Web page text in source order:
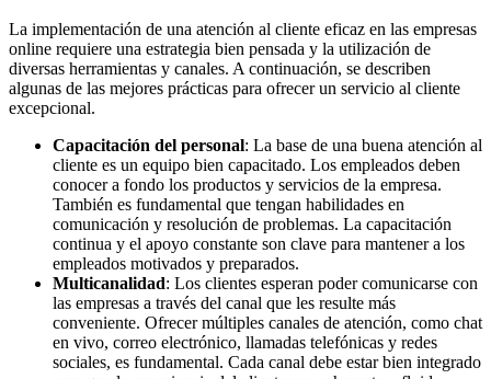
La implementación de una atención al cliente eficaz en las empresas
online requiere una estrategia bien pensada y la utilización de
diversas herramientas y canales. A continuación, se describen
algunas de las mejores prácticas para ofrecer un servicio al cliente
excepcional.
Capacitación del personal: La base de una buena atención al
cliente es un equipo bien capacitado. Los empleados deben
conocer a fondo los productos y servicios de la empresa.
También es fundamental que tengan habilidades en
comunicación y resolución de problemas. La capacitación
continua y el apoyo constante son clave para mantener a los
empleados motivados y preparados.
Multicanalidad: Los clientes esperan poder comunicarse con
las empresas a través del canal que les resulte más
conveniente. Ofrecer múltiples canales de atención, como chat
en vivo, correo electrónico, llamadas telefónicas y redes
sociales, es fundamental. Cada canal debe estar bien integrado